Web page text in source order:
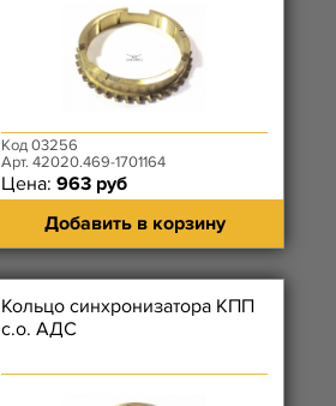
Код 03256
Арт. 42020.469-1701164
Цена: 963 руб
Добавить в корзину
Кольцо синхронизатора КПП
с.о. АДС